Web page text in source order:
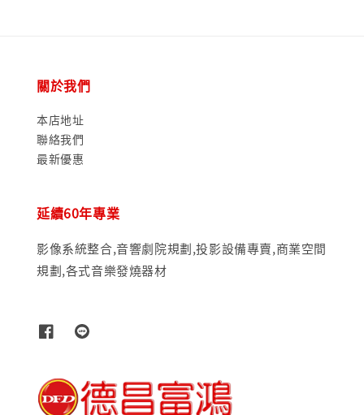
關於我們
本店地址
聯絡我們
最新優惠
延續60年專業
影像系統整合,音響劇院規劃,投影設備專賣,商業空間
規劃,各式音樂發燒器材